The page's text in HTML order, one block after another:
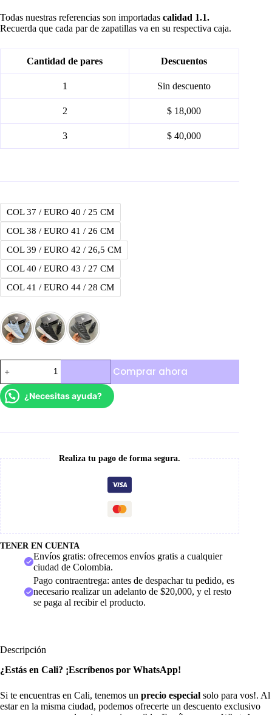
$ 185.000.
$ 170.000.
Todas nuestras referencias son importadas calidad 1.1.
Recuerda que cada par de zapatillas va en su respectiva caja.
Cantidad de pares Descuentos
1 Sin descuento
2 $ 18,000
3 $ 40,000
COL 37 / EURO 40 / 25 CM
COL 38 / EURO 41 / 26 CM
COL 39 / EURO 42 / 26,5 CM
COL 40 / EURO 43 / 27 CM
COL 41 / EURO 44 / 28 CM
Adidas
Xplr
cantidad
Comprar ahora
¿Necesitas ayuda?
Realiza tu pago de forma segura.
TENER EN CUENTA
Envíos gratis: ofrecemos envíos gratis a cualquier
ciudad de Colombia.
Pago contraentrega: antes de despachar tu pedido, es
necesario realizar un adelanto de $20,000, y el resto
se paga al recibir el producto.
Descripción
¿Estás en Cali? ¡Escríbenos por WhatsApp!
Si te encuentras en Cali, tenemos un precio especial solo para vos!. Al
estar en la misma ciudad, podemos ofrecerte un descuento exclusivo